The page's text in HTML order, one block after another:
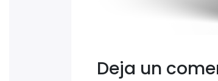
Deja un